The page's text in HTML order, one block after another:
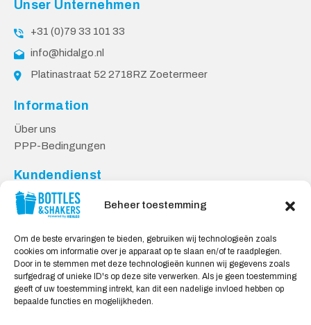
Beheer toestemming
Om de beste ervaringen te bieden, gebruiken wij technologieën zoals
cookies om informatie over je apparaat op te slaan en/of te raadplegen.
Door in te stemmen met deze technologieën kunnen wij gegevens zoals
surfgedrag of unieke ID's op deze site verwerken. Als je geen toestemming
geeft of uw toestemming intrekt, kan dit een nadelige invloed hebben op
bepaalde functies en mogelijkheden.
Unser Unternehmen
+31 (0)79 33 101 33
info@hidalgo.nl
Platinastraat 52 2718RZ Zoetermeer
Information
Über uns
PPP-Bedingungen
Kundendienst
Kontakt
Lieferung & Rücksendungen
Sicheres Einkaufen
Mein Konto